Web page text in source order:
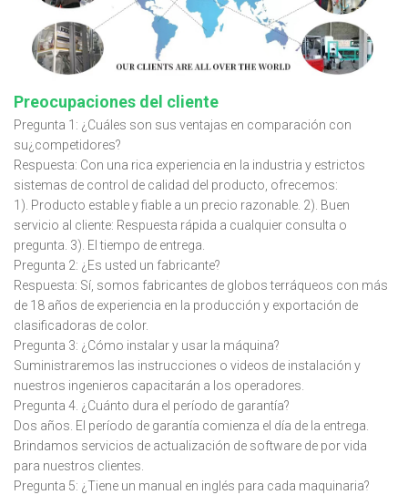
Preocupaciones del cliente
Pregunta 1: ¿Cuáles son sus ventajas en comparación con
su¿competidores?
Respuesta: Con una rica experiencia en la industria y estrictos
sistemas de control de calidad del producto, ofrecemos:
1). Producto estable y fiable a un precio razonable. 2). Buen
servicio al cliente: Respuesta rápida a cualquier consulta o
pregunta. 3). El tiempo de entrega.
Pregunta 2: ¿Es usted un fabricante?
Respuesta: Sí, somos fabricantes de globos terráqueos con más
de 18 años de experiencia en la producción y exportación de
clasificadoras de color.
Pregunta 3: ¿Cómo instalar y usar la máquina?
Suministraremos las instrucciones o videos de instalación y
nuestros ingenieros capacitarán a los operadores.
Pregunta 4. ¿Cuánto dura el período de garantía?
Dos años. El período de garantía comienza el día de la entrega.
Brindamos servicios de actualización de software de por vida
para nuestros clientes.
Pregunta 5: ¿Tiene un manual en inglés para cada maquinaria?